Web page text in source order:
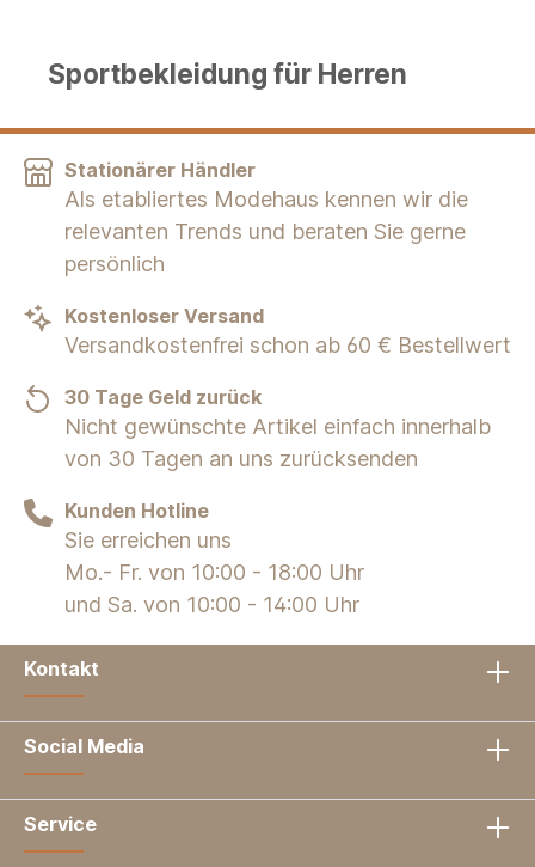
Sportbekleidung für Herren
Stationärer Händler
Als etabliertes Modehaus kennen wir die
relevanten Trends und beraten Sie gerne
persönlich
Kostenloser Versand
Versandkostenfrei schon ab 60 € Bestellwert
30 Tage Geld zurück
Nicht gewünschte Artikel einfach innerhalb
von 30 Tagen an uns zurücksenden
Kunden Hotline
Sie erreichen uns
Mo.- Fr. von 10:00 - 18:00 Uhr
und Sa. von 10:00 - 14:00 Uhr
Kontakt
Social Media
Service